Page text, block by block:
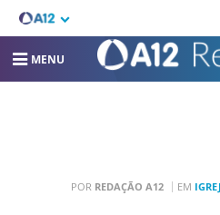
MENU
POR REDAÇÃO A12 EM